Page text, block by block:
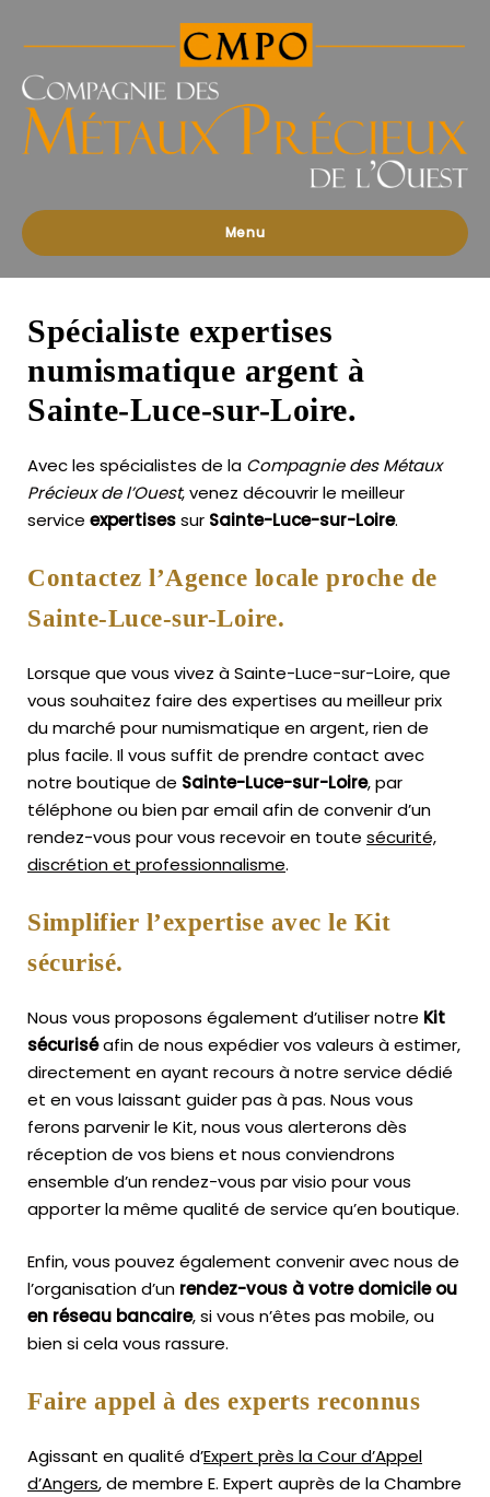
des
Précieux
l'Ouest
Menu
Spécialiste expertises
numismatique argent à
Sainte-Luce-sur-Loire.
Avec les spécialistes de la Compagnie des Métaux
Précieux de l’Ouest, venez découvrir le meilleur
service expertisessur Sainte-Luce-sur-Loire.
Contactez l’Agence locale proche de
Sainte-Luce-sur-Loire.
Lorsque que vous vivez à Sainte-Luce-sur-Loire, que
vous souhaitez faire des expertises au meilleur prix
du marché pour numismatique en argent, rien de
plus facile. Il vous suffit de prendre contact avec
notre boutique de Sainte-Luce-sur-Loire, par
téléphone ou bien par email afin de convenir d’un
rendez-vous pour vous recevoir en toute sécurité,
discrétion et professionnalisme.
Simplifier l’expertise avec le Kit
sécurisé.
Nous vous proposons également d’utiliser notre Kit
sécuriséafin de nous expédier vos valeurs à estimer,
directement en ayant recours à notre service dédié
et en vous laissant guider pas à pas. Nous vous
ferons parvenir le Kit, nous vous alerterons dès
réception de vos biens et nous conviendrons
ensemble d’un rendez-vous par visio pour vous
apporter la même qualité de service qu’en boutique.
Enfin, vous pouvez également convenir avec nous de
l’organisation d’un rendez-vous à votre domicile ou
en réseau bancaire, si vous n’êtes pas mobile, ou
bien si cela vous rassure.
Faire appel à des experts reconnus
Agissant en qualité d’Expert près la Cour d’Appel
d’Angers, de membre E. Expert auprès de laChambre